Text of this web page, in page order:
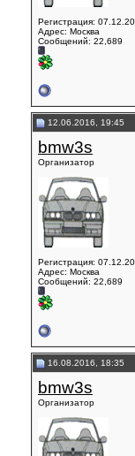
Регистрация:
Адрес: Москва
Сообщений: 22,689
12.06.2016, 19:45
bmw3s
Организатор
Регистрация:
Адрес: Москва
Сообщений: 22,689
16.08.2016, 18:35
bmw3s
Организатор